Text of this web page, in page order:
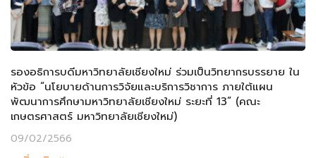
รองอธิการบดีมหาวิทยาลัยเชียงใหม่ ร่วมเป็นวิทยากรบรรยาย ใน
หัวข้อ “นโยบายด้านการวิจัยและบริการวิชาการ ภายใต้แผน
พัฒนาการศึกษามหาวิทยาลัยเชียงใหม่ ระยะที่ 13” (คณะ
เกษตรศาสตร์ มหาวิทยาลัยเชียงใหม่)
09/02/2566